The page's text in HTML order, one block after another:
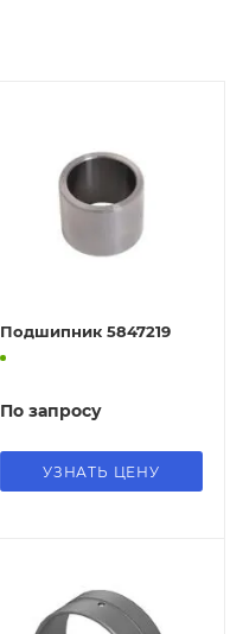
Подшипник 5847219
По запросу
УЗНАТЬ ЦЕНУ